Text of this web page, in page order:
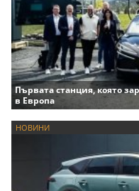
Първата станция, която
в Европа
НОВИНИ